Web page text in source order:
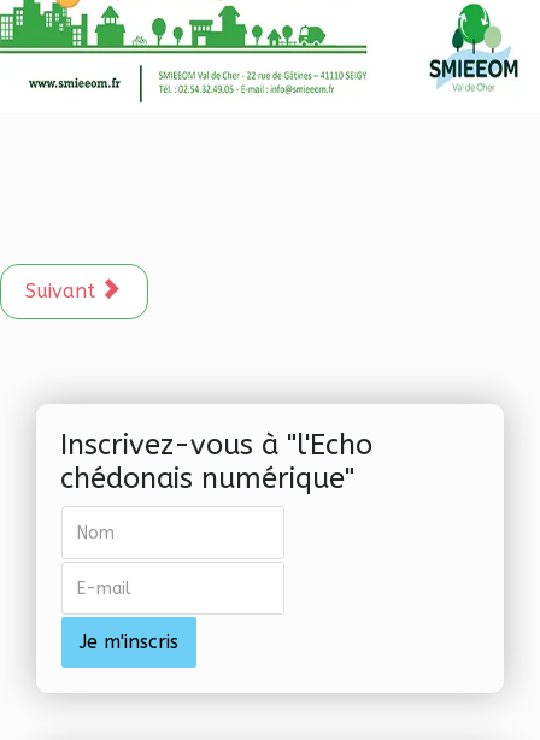
Article suivant : Découverte des papillons
Suivant
Inscrivez-vous à "l'Echo
chédonais numérique"